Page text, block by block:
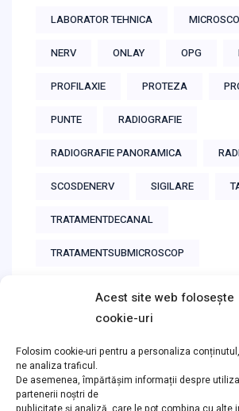
Acest site web folosește
cookie-uri
Folosim cookie-uri pentru a personaliza
ne analiza traficul.
De asemenea, împărtășim informații despre
partenerii noștri de
LABORATOR TEHNICA
NERV ONLAY OPG
PROFILAXIE PROTEZA
PUNTE RADIOGRAFIE
RADIOGRAFIE PANORAMICA
SCOSDENERV SIGILARE
TRATAMENTDECANAL
TRATAMENTSUBMICROSCOP
Instagram
Follow on Instagram